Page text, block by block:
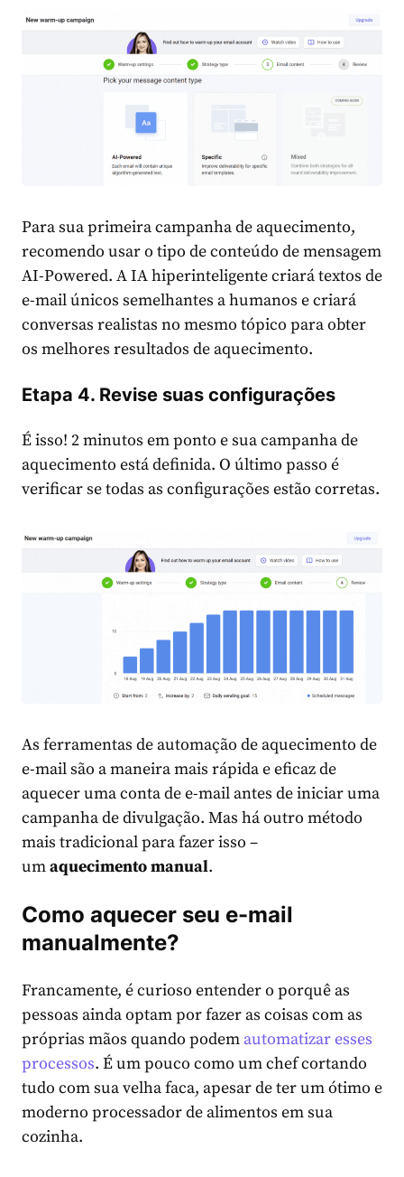
Para sua primeira campanha de aquecimento,
recomendo usar o tipo de conteúdo de mensagem
AI-Powered. A IA hiperinteligente criará textos de
e-mail únicos semelhantes a humanos e criará
conversas realistas no mesmo tópico para obter
os melhores resultados de aquecimento.
Etapa 4. Revise suas configurações
É isso! 2 minutos em ponto e sua campanha de
aquecimento está definida. O último passo é
verificar se todas as configurações estão corretas.
As ferramentas de automação de aquecimento de
e-mail são a maneira mais rápida e eficaz de
aquecer uma conta de e-mail antes de iniciar uma
campanha de divulgação. Mas há outro método
mais tradicional para fazer isso –
umaquecimento manual.
Como aquecer seu e-mail
manualmente?
Francamente, é curioso entender o porquê as
pessoas ainda optam por fazer as coisas com as
próprias mãos quando podem automatizar esses
processos. É um pouco como um chef cortando
tudo com sua velha faca, apesar de ter um ótimo e
moderno processador de alimentos em sua
cozinha.